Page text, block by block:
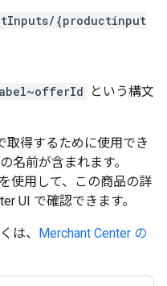
{productinput
という構文
取得するために使用でき
名前が含まれます。
使用して、この商品の詳
UI で確認できます。
は、 Merchant Center の